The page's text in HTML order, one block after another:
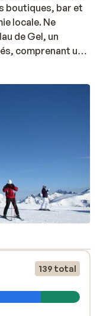
boutiques, bar et
locale. Ne
de Gel, un
comprenant une
un
139 total